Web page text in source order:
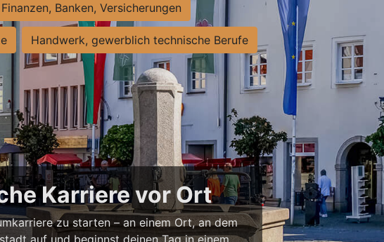
Finanzen, Banken, Versicherungen
Handwerk, gewerblich technische Berufe
Karriere vor Ort
zu starten – an einem Ort, an dem